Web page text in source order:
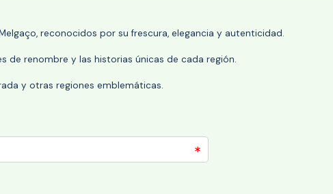
reconocidos por su frescura, elegancia y autenticidad.
de renombre y las historias únicas de cada región.
y otras regiones emblemáticas.